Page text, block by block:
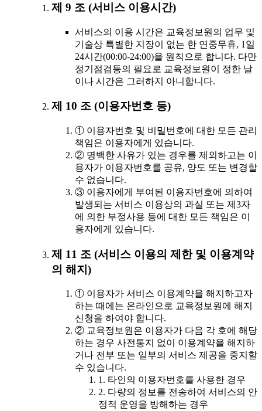
제 9 조 (서비스 이용시간)
서비스의 이용 시간은 교육정보원의 업무 및
기술상 특별한 지장이 없는 한 연중무휴, 1일
24시간(00:00-24:00)을 원칙으로 합니다. 다만
정기점검등의 필요로 교육정보원이 정한 날
이나 시간은 그러하지 아니합니다.
제 10 조 (이용자번호 등)
① 이용자번호 및 비밀번호에 대한 모든 관리
책임은 이용자에게 있습니다.
② 명백한 사유가 있는 경우를 제외하고는 이
용자가 이용자번호를 공유, 양도 또는 변경할
수 없습니다.
③ 이용자에게 부여된 이용자번호에 의하여
발생되는 서비스 이용상의 과실 또는 제3자
에 의한 부정사용 등에 대한 모든 책임은 이
용자에게 있습니다.
제 11 조 (서비스 이용의 제한 및 이용계약
의 해지)
① 이용자가 서비스 이용계약을 해지하고자
하는 때에는 온라인으로 교육정보원에 해지
신청을 하여야 합니다.
② 교육정보원은 이용자가 다음 각 호에 해당
하는 경우 사전통지 없이 이용계약을 해지하
거나 전부 또는 일부의 서비스 제공을 중지할
수 있습니다.
1. 타인의 이용자번호를 사용한 경우
2. 다량의 정보를 전송하여 서비스의 안
정적 운영을 방해하는 경우